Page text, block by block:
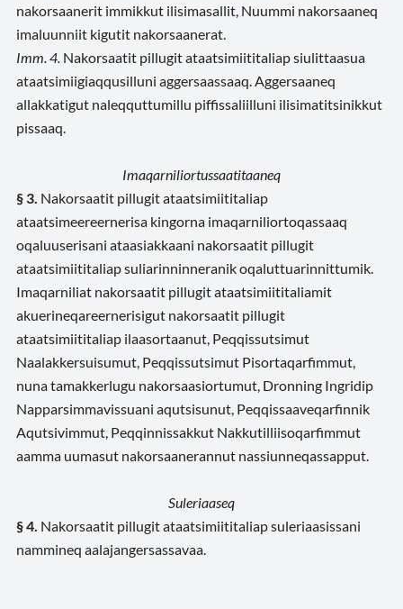
nakorsaanerit immikkut ilisimasallit, Nuummi nakorsaaneq
imaluunniit kigutit nakorsaanerat.
Imm. 4. Nakorsaatit pillugit ataatsimiititaliap siulittaasua
ataatsimiigiaqqusilluni aggersaassaaq. Aggersaaneq
allakkatigut naleqquttumillu piffissaliilluni ilisimatitsinikkut
pissaaq.
Imaqarniliortussaatitaaneq
§ 3. Nakorsaatit pillugit ataatsimiititaliap
ataatsimeereernerisa kingorna imaqarniliortoqassaaq
oqaluuserisani ataasiakkaani nakorsaatit pillugit
ataatsimiititaliap suliarinninneranik oqaluttuarinnittumik.
Imaqarniliat nakorsaatit pillugit ataatsimiititaliamit
akuerineqareernerisigut nakorsaatit pillugit
ataatsimiititaliap ilaasortaanut, Peqqissutsimut
Naalakkersuisumut, Peqqissutsimut Pisortaqarfimmut,
nuna tamakkerlugu nakorsaasiortumut, Dronning Ingridip
Napparsimmavissuani aqutsisunut, Peqqissaaveqarfinnik
Aqutsivimmut, Peqqinnissakkut Nakkutilliisoqarfimmut
aamma uumasut nakorsaanerannut nassiunneqassapput.
Suleriaaseq
§ 4. Nakorsaatit pillugit ataatsimiititaliap suleriaasissani
nammineq aalajangersassavaa.